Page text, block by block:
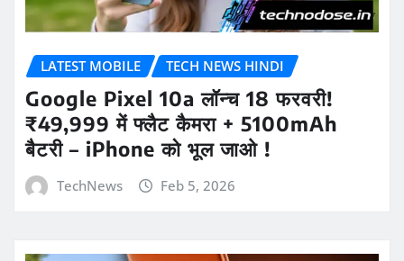
LATEST MOBILE TECH NEWS HINDI
Google Pixel 10a लॉन्च 18 फरवरी!
₹49,999 में फ्लैट कैमरा + 5100mAh
बैटरी – iPhone को भूल जाओ !
TechNews Feb 5, 2026